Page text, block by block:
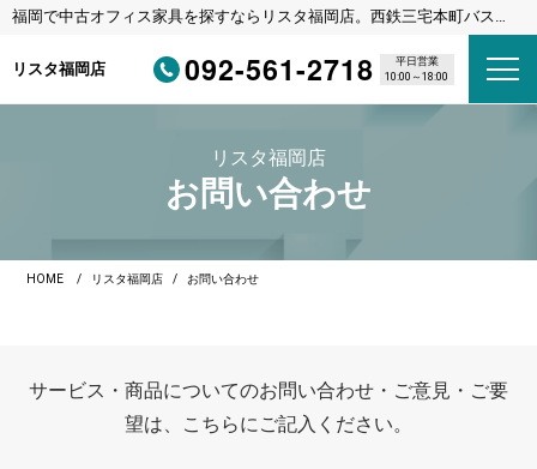
福岡で中古オフィス家具を探すならリスタ福岡店。西鉄三宅本町バス停
リスタ福岡店
092-561-2718
平日営業
10:00～18:00
リスタ福岡店
お問い合わせ
HOME リスタ福岡店 お問い合わせ
サービス・商品についてのお問い合わせ・ご意見・ご要
望は、こちらにご記入ください。